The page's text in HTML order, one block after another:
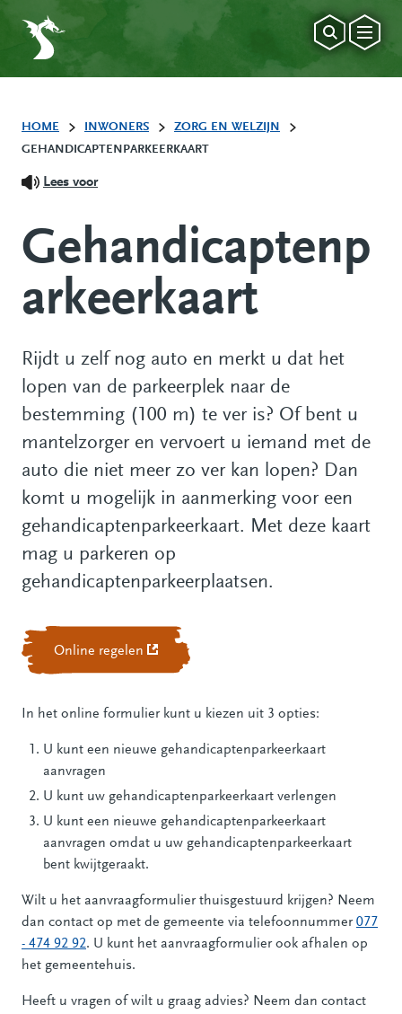
HOME INWONERS
ZORG EN WELZIJN
GEHANDICAPTENPARKEERKAART
Lees voor
Gehandicaptenp
arkeerkaart
Rijdt u zelf nog auto en merkt u dat het
lopen van de parkeerplek naar de
bestemming (100 m) te ver is? Of bent u
mantelzorger en vervoert u iemand met de
auto die niet meer zo ver kan lopen? Dan
komt u mogelijk in aanmerking voor een
gehandicaptenparkeerkaart. Met deze kaart
mag u parkeren op
gehandicaptenparkeerplaatsen.
Online regelen (Deze link gaat naar een andere website)
In het online formulier kunt u kiezen uit 3 opties:
U kunt een nieuwe gehandicaptenparkeerkaart
aanvragen
U kunt uw gehandicaptenparkeerkaart verlengen
U kunt een nieuwe gehandicaptenparkeerkaart
aanvragen omdat u uw gehandicaptenparkeerkaart
bent kwijtgeraakt.
Wilt u het aanvraagformulier thuisgestuurd krijgen? Neem
dan contact op met de gemeente via telefoonnummer077
- 474 92 92. U kunt het aanvraagformulier ook afhalen op
het gemeentehuis.
Heeft u vragen of wilt u graag advies? Neem dan contact